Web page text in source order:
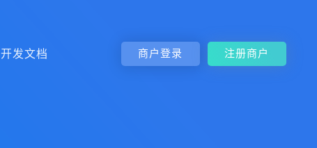
开发文档 商户登录 注册商户